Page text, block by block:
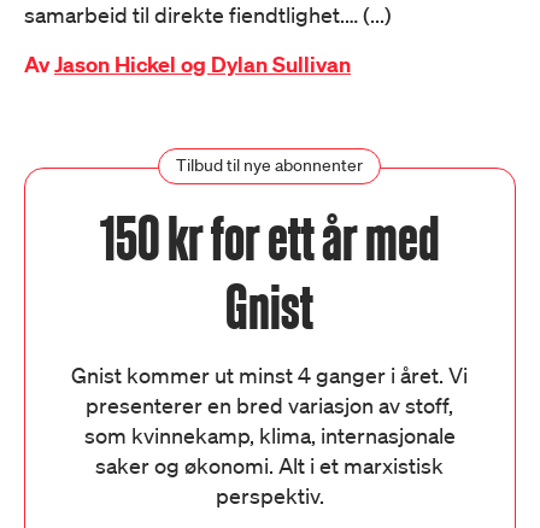
samarbeid til direkte fiendtlighet.… (...)
AvJason Hickel og Dylan Sullivan
Tilbud til nye abonnenter
150 kr for ett år med
Gnist
Gnist kommer ut minst 4 ganger i året. Vi
presenterer en bred variasjon av stoff,
som kvinnekamp, klima, internasjonale
saker og økonomi. Alt i et marxistisk
perspektiv.